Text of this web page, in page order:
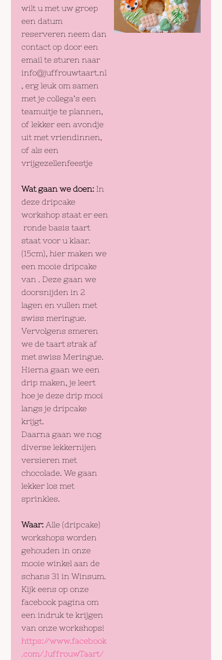
wilt u met uw groep
een datum
reserveren neem dan
contact op door een
email te sturen naar
info@juffrouwtaart.nl
, erg leuk om samen
met je collega’s een
teamuitje te plannen,
of lekker een avondje
uit met vriendinnen,
of als een
vrijgezellenfeestje
Wat gaan we doen: In
deze dripcake
workshop staat er een
ronde basis taart
staat voor u klaar.
(15cm), hier maken we
een mooie dripcake
van . Deze gaan we
doorsnijden in 2
lagen en vullen met
swiss meringue.
Vervolgens smeren
we de taart strak af
met swiss Meringue.
Hierna gaan we een
drip maken, je leert
hoe je deze drip mooi
langs je dripcake
krijgt.
Daarna gaan we nog
diverse lekkernijen
versieren met
chocolade. We gaan
lekker los met
sprinkles.
Waar:Alle (dripcake)
workshops worden
gehouden in onze
mooie winkel aan de
schans 31 in Winsum.
Kijk eens op onze
facebook pagina om
een indruk te krijgen
van onze workshops!
https://www.facebook
.com/JuffrouwTaart/